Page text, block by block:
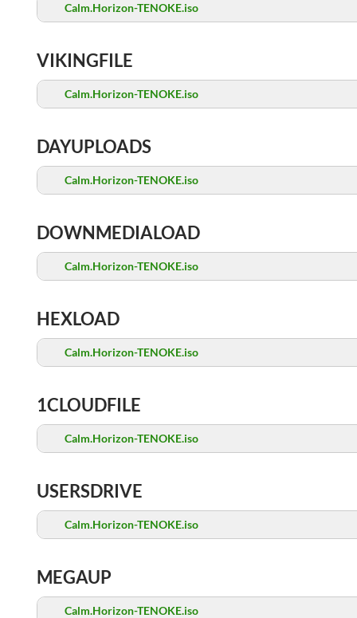
Calm.Horizon-TENOKE.iso
VIKINGFILE
Calm.Horizon-TENOKE.iso
DAYUPLOADS
Calm.Horizon-TENOKE.iso
DOWNMEDIALOAD
Calm.Horizon-TENOKE.iso
HEXLOAD
Calm.Horizon-TENOKE.iso
1CLOUDFILE
Calm.Horizon-TENOKE.iso
USERSDRIVE
Calm.Horizon-TENOKE.iso
MEGAUP
Calm.Horizon-TENOKE.iso